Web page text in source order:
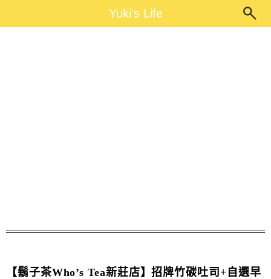
Yuki's LifeYuki's Life
【鬍子茶Who’s Tea新莊店】招牌竹碳吐司+自選早